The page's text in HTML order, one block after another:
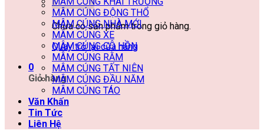
Chưa có sản phẩm trong giỏ hàng.
Quay trở lại cửa hàng
0
Giỏ hàng
MÂM CÚNG ĐỘNG THỔ
MÂM CÚNG NHÀ MỚI
MÂM CÚNG XE
MÂM CÚNG CÔ HỒN
MÂM CÚNG RẰM
MÂM CÚNG TẤT NIÊN
MÂM CÚNG ĐẦU NĂM
MÂM CÚNG TÁO
Văn Khấn
Tin Tức
Liên Hệ